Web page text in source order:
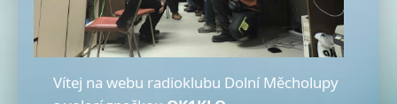
Vítej na webu radioklubu Dolní Měcholupy